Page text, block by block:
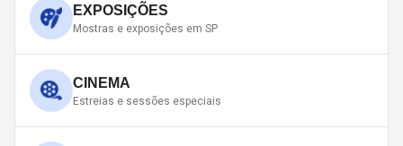
EXPOSIÇÕES
Mostras e exposições em SP
CINEMA
Estreias e sessões especiais